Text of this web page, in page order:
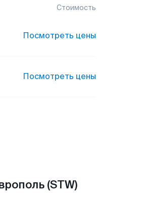
Стоимость
Посмотреть цены
Посмотреть цены
(STW)